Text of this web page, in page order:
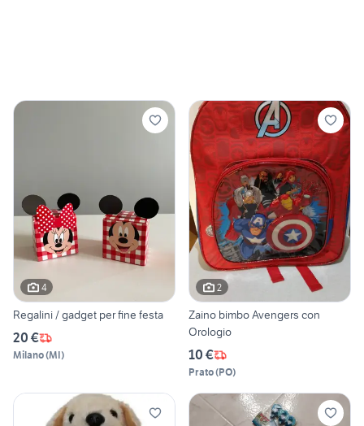
4
Regalini / gadget per fine festa
20 €
Milano(MI)
2
Zaino bimbo Avengers con
Orologio
10 €
Prato(PO)